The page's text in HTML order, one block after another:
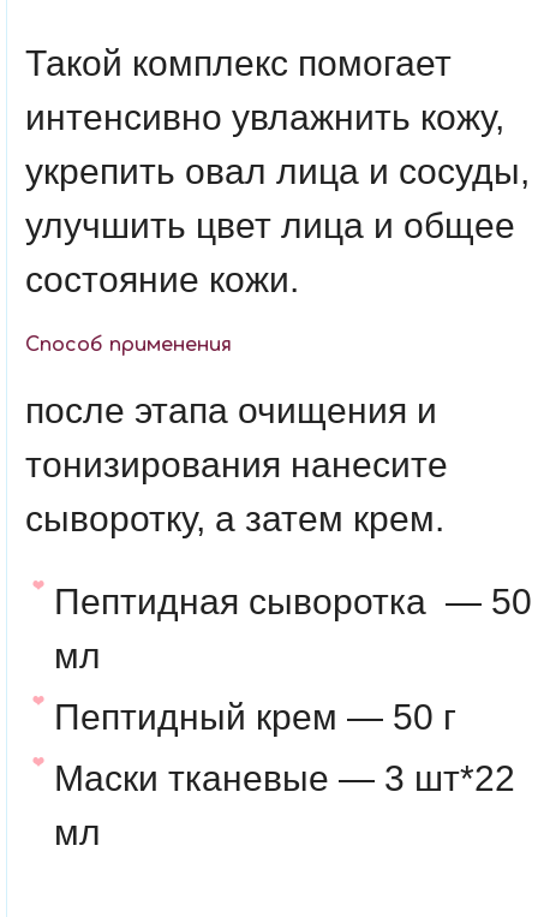
Такой комплекс помогает
интенсивно увлажнить кожу,
укрепить овал лица и сосуды,
улучшить цвет лица и общее
состояние кожи.
Способ применения
после этапа очищения и
тонизирования нанесите
сыворотку, а затем крем.
Пептидная сыворотка — 50
мл
Пептидный крем — 50 г
Маски тканевые — 3 шт*22
мл